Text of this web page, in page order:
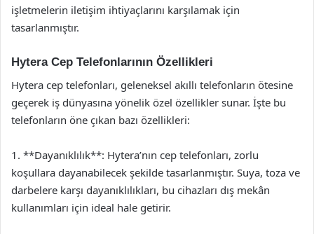
işletmelerin iletişim ihtiyaçlarını karşılamak için
tasarlanmıştır.
Hytera Cep Telefonlarının Özellikleri
Hytera cep telefonları, geleneksel akıllı telefonların ötesine
geçerek iş dünyasına yönelik özel özellikler sunar. İşte bu
telefonların öne çıkan bazı özellikleri:
1. **Dayanıklılık**: Hytera’nın cep telefonları, zorlu
koşullara dayanabilecek şekilde tasarlanmıştır. Suya, toza ve
darbelere karşı dayanıklılıkları, bu cihazları dış mekân
kullanımları için ideal hale getirir.